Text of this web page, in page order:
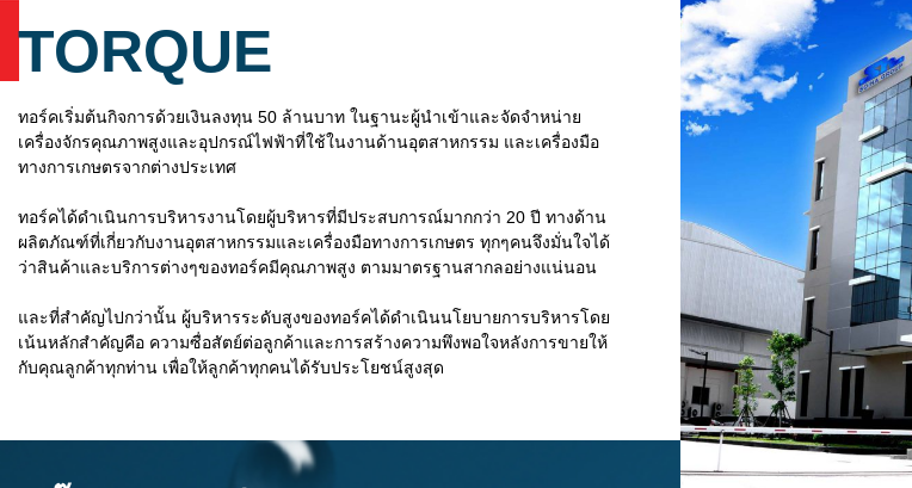
TORQUE
ทอร์คเริ่มต้นกิจการด้วยเงินลงทุน 50 ล้านบาท ในฐานะผู้นำเข้าและจัดจำหน่าย
เครื่องจักรคุณภาพสูงและอุปกรณ์ไฟฟ้าที่ใช้ในงานด้านอุตสาหกรรม และเครื่องมือ
ทางการเกษตรจากต่างประเทศ
ทอร์คได้ดำเนินการบริหารงานโดยผู้บริหารที่มีประสบการณ์มากกว่า 20 ปี ทางด้าน
ผลิตภัณฑ์ที่เกี่ยวกับงานอุตสาหกรรมและเครื่องมือทางการเกษตร ทุกๆคนจึงมั่นใจได้
ว่าสินค้าและบริการต่างๆของทอร์คมีคุณภาพสูง ตามมาตรฐานสากลอย่างแน่นอน
และที่สำคัญไปกว่านั้น ผู้บริหารระดับสูงของทอร์คได้ดำเนินนโยบายการบริหารโดย
เน้นหลักสำคัญคือ ความซื่อสัตย์ต่อลูกค้าและการสร้างความพึงพอใจหลังการขายให้
กับคุณลูกค้าทุกท่าน เพื่อให้ลูกค้าทุกคนได้รับประโยชน์สูงสุด